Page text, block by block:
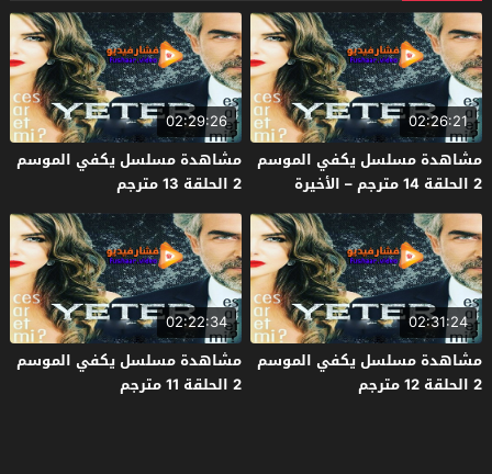
02:26:21
مشاهدة مسلسل يكفي الموسم
2 الحلقة 14 مترجم – الأخيرة
02:29:26
مشاهدة مسلسل يكفي الموسم
2 الحلقة 13 مترجم
02:31:24
مشاهدة مسلسل يكفي الموسم
2 الحلقة 12 مترجم
02:22:34
مشاهدة مسلسل يكفي الموسم
2 الحلقة 11 مترجم